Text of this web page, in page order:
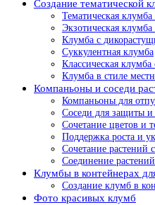
Создание тематической
Тематическая
Экзотическая
Клумба с
Суккулентная клумба
Классическая
Клумба в стиле
Компаньоны и соседи
Компаньоны для
Соседи для защиты и
Сочетание цветов и
Поддержка роста и
Сочетание
Соединение
Клумбы в контейнерах
Создание клумб в
Фото красивых клумб